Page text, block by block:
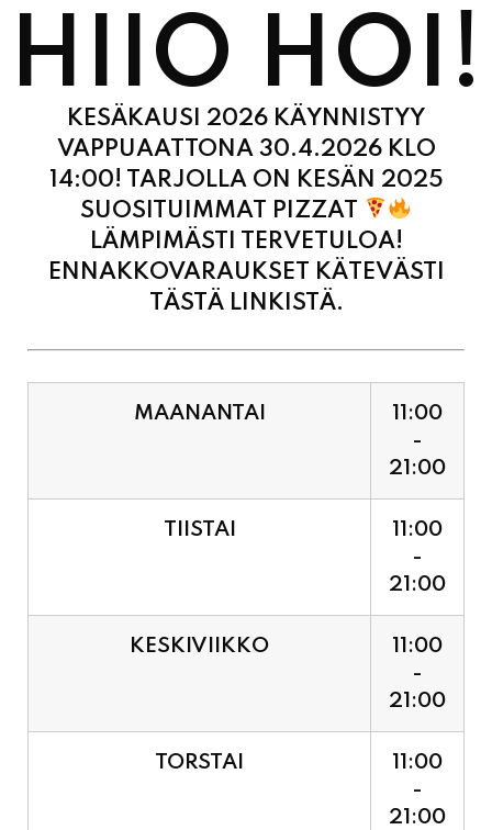
KESÄKAUSI 2026 KÄYNNISTYY
VAPPUAATTONA 30.4.2026 KLO
14:00! TARJOLLA ON KESÄN 2025
SUOSITUIMMAT PIZZAT
LÄMPIMÄSTI TERVETULOA!
ENNAKKOVARAUKSET KÄTEVÄSTI
TÄSTÄ LINKISTÄ.
-
21:00
11:00
-
21:00
11:00
-
21:00
11:00
-
21:00
11:00
-